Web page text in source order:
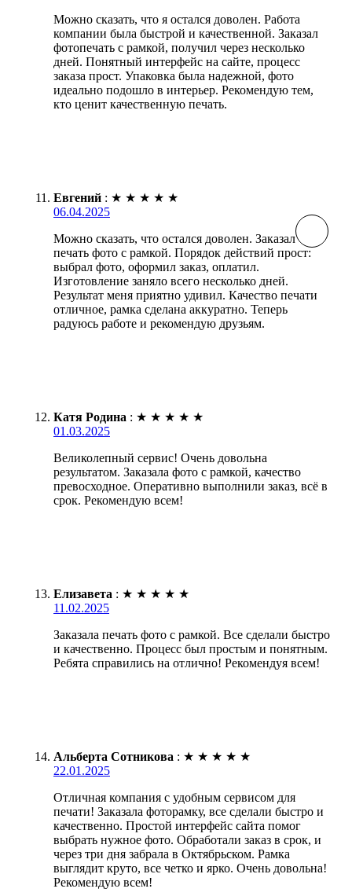
Можно сказать, что я остался доволен. Работа
компании была быстрой и качественной. Заказал
фотопечать с рамкой, получил через несколько
дней. Понятный интерфейс на сайте, процесс
заказа прост. Упаковка была надежной, фото
идеально подошло в интерьер. Рекомендую тем,
кто ценит качественную печать.
Евгений : ★ ★ ★ ★ ★
06.04.2025
Можно сказать, что остался доволен. Заказал
печать фото с рамкой. Порядок действий прост:
выбрал фото, оформил заказ, оплатил.
Изготовление заняло всего несколько дней.
Результат меня приятно удивил. Качество печати
отличное, рамка сделана аккуратно. Теперь
радуюсь работе и рекомендую друзьям.
Катя Родина : ★ ★ ★ ★ ★
01.03.2025
Великолепный сервис! Очень довольна
результатом. Заказала фото с рамкой, качество
превосходное. Оперативно выполнили заказ, всё в
срок. Рекомендую всем!
Елизавета : ★ ★ ★ ★ ★
11.02.2025
Заказала печать фото с рамкой. Все сделали быстро
и качественно. Процесс был простым и понятным.
Ребята справились на отлично! Рекомендуя всем!
Альберта Сотникова : ★ ★ ★ ★ ★
22.01.2025
Отличная компания с удобным сервисом для
печати! Заказала фоторамку, все сделали быстро и
качественно. Простой интерфейс сайта помог
выбрать нужное фото. Обработали заказ в срок, и
через три дня забрала в Октябрьском. Рамка
выглядит круто, все четко и ярко. Очень довольна!
Рекомендую всем!